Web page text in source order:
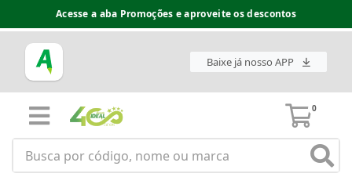
Acesse a aba Promoções e aproveite os descontos
Baixe já nosso APP
0